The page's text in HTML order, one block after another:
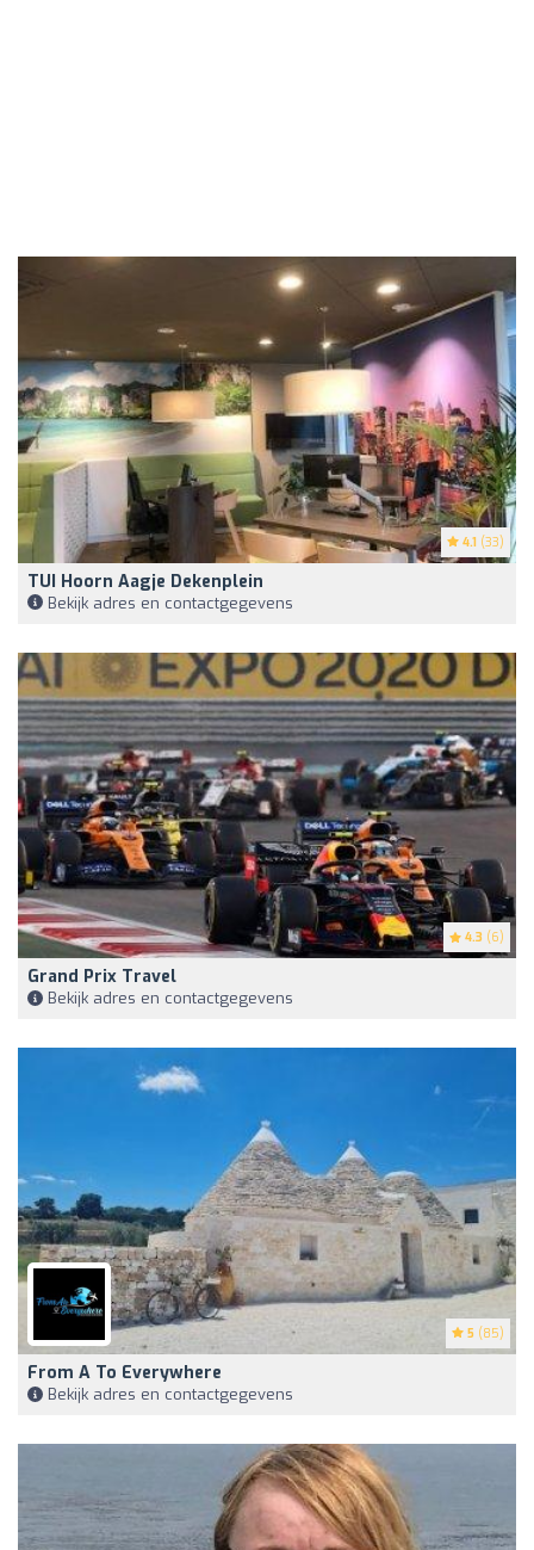
4.1 (33)
TUI Hoorn Aagje Dekenplein
Bekijk adres en contactgegevens
4.3 (6)
Grand Prix Travel
Bekijk adres en contactgegevens
5 (85)
From A To Everywhere
Bekijk adres en contactgegevens